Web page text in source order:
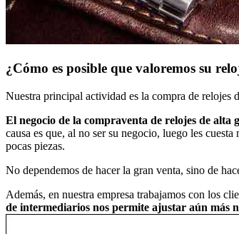
¿Cómo es posible que valoremos su
Nuestra principal actividad es la compra de relojes
El negocio de la compraventa de relojes de alta
causa es que, al no ser su negocio, luego les
pocas piezas.
No dependemos de hacer la gran venta, sino de
Además, en nuestra empresa trabajamos con los
de intermediarios nos permite ajustar aún más